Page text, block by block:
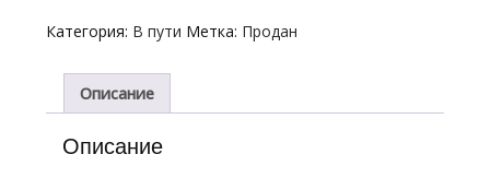
трехвалковые,
4x2200мм
(аналог
ИБ2216)
Категория: В пути Метка: Продан
Описание
Описание